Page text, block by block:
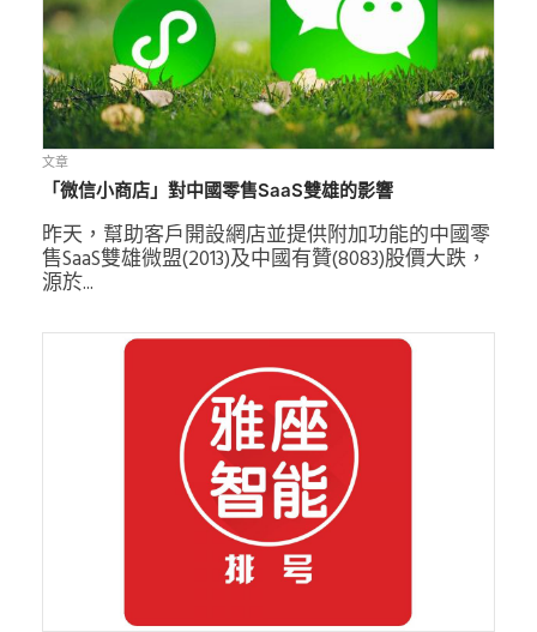
文章
「微信小商店」對中國零售SaaS雙雄的影響
昨天，幫助客戶開設網店並提供附加功能的中國零
售SaaS雙雄微盟(2013)及中國有贊(8083)股價大跌，
源於...